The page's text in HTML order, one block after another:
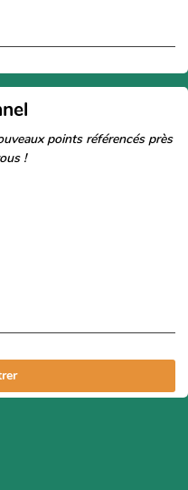
points référencés près
!